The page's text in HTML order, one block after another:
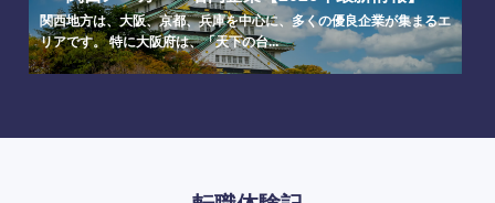
海外
関西地方は、大阪、京都、兵庫を中心に、多くの優良企業が集まるエ
リアです。 特に大阪府は、「天下の台...